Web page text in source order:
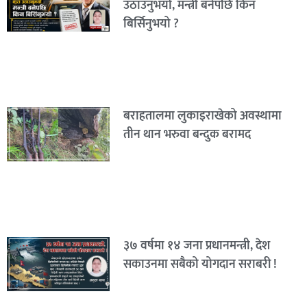
उठाउनुभयो, मन्त्री बनेपछि किन
बिर्सिनुभयो ?
बराहतालमा लुकाइराखेको अवस्थामा
तीन थान भरुवा बन्दुक बरामद
३७ वर्षमा १४ जना प्रधानमन्त्री, देश
सकाउनमा सबैको योगदान सराबरी !